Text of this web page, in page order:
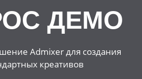
ДЕМО
Admixer для создания
креативов